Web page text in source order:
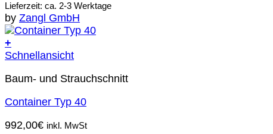
Lieferzeit: ca. 2-3 Werktage
by Zangl GmbH
+
Schnellansicht
Baum- und Strauchschnitt
Container Typ 40
992,00€ inkl. MwSt